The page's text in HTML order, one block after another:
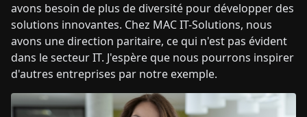
avons besoin de plus de diversité pour développer des
solutions innovantes. Chez MAC IT-Solutions, nous
avons une direction paritaire, ce qui n'est pas évident
dans le secteur IT. J'espère que nous pourrons inspirer
d'autres entreprises par notre exemple.